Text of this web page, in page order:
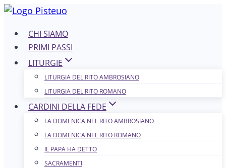
Salta
contenutoCHI SIAMO
PRIMI PASSI
LITURGIE
LITURGIA DEL RITO AMBROSIANO
LITURGIA DEL RITO ROMANO
CARDINI DELLA FEDE
LA DOMENICA NEL R​​​​​​ITO AMBROSIANO
LA DOMENICA NEL RITO ROMANO
IL PAPA HA DETTO
SACRAMENTI